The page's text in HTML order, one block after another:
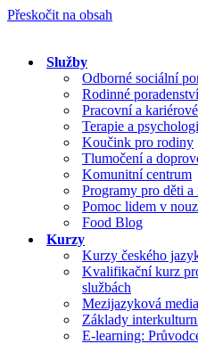
Přeskočit na obsah
Služby
Odborné sociální
Rodinné poradenství
Pracovní a
Terapie a
Koučink pro rodiny
Tlumočení a
Komunitní centrum
Programy pro děti a
Pomoc lidem v
Food Blog
Kurzy
Kurzy českého
Kvalifikační kurz
službách
Mezijazyková
Základy
E-learning: